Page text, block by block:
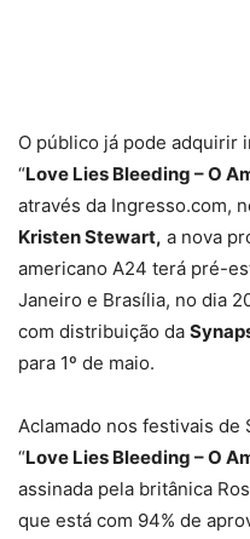
O público já pode adquirir
“Love Lies Bleeding – O
através da Ingresso.com,
Kristen Stewart, a nova
americano A24 terá pré-
Janeiro e Brasília, no dia
com distribuição da
para 1º de maio.
Aclamado nos festivais de
“Love Lies Bleeding – O
assinada pela britânica
que está com 94% de